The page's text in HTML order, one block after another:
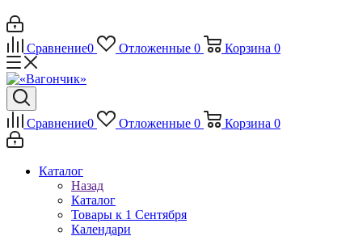
Сравнение0 Отложенные 0 Корзина 0
Сравнение0 Отложенные 0 Корзина 0
Каталог
Назад
Каталог
Товары к 1 Сентября
Календари